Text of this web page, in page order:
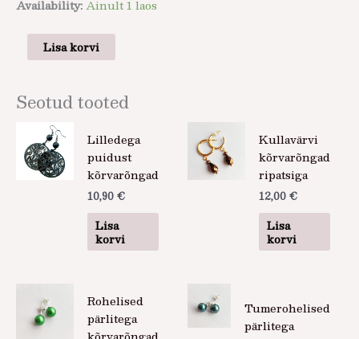
Availability:Ainult 1 laos
Lisa korvi
Seotud tooted
Lilledega
puidust
kõrvarõngad
10,90 €
Lisa
korvi
Kullavärvi
kõrvarõngad
ripatsiga
12,00 €
Lisa
korvi
Rohelised
pärlitega
Tumerohelised
pärlitega